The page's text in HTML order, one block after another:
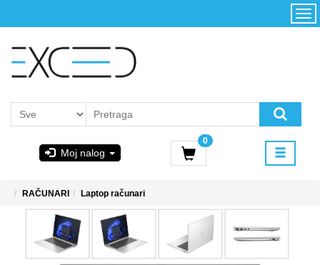
Moj nalog
0
Početna
korišćenja i
PoweredByAsus
RAČUNARI Laptop računari